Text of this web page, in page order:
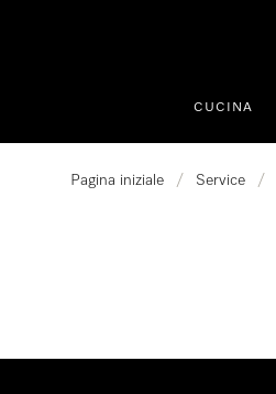
CUCINA
Pagina iniziale / Service /